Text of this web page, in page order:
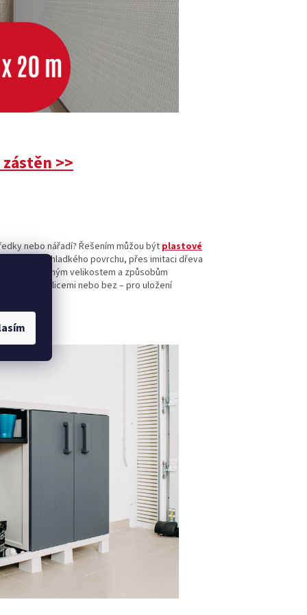
>>
nebo nářadí? Řešením můžou být plastové
- od hladkého povrchu, přes imitaci dřeva
Díky různým velikostem a způsobům
skříně s policemi nebo bez – pro uložení